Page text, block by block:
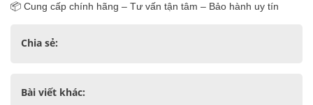
📦 Cung cấp chính hãng – Tư vấn tận tâm – Bảo hành uy tín
Chia sẻ:
Bài viết khác: